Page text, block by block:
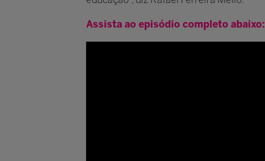
Assista ao episódio completo abaixo: